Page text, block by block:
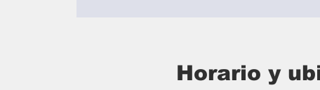
Horario y